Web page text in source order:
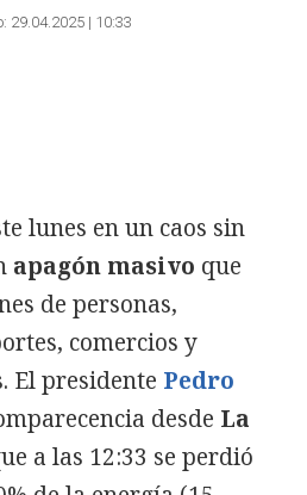
29.04.2025 | 10:33
lunes en un caos sin
apagón masivo que
de personas,
comercios y
El presidente Pedro
desde La
a las 12:33 se perdió